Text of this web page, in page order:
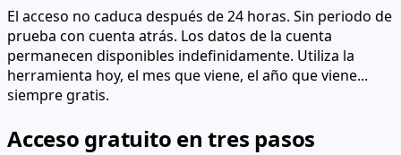
El acceso no caduca después de 24 horas. Sin periodo de
prueba con cuenta atrás. Los datos de la cuenta
permanecen disponibles indefinidamente. Utiliza la
herramienta hoy, el mes que viene, el año que viene...
siempre gratis.
Acceso gratuito en tres pasos